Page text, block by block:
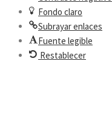
Fondo claro
Subrayar enlaces
Fuente legible
Restablecer